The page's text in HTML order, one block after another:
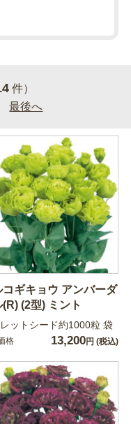
件）
最後へ
コギキョウ アンバーダ
(R) (2型) ミント
レットシード約1000粒 袋
格 13,200円 (税込)